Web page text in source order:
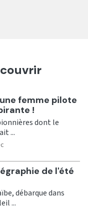
femme pilote
!
dont le
...
de l'été
débarque dans
...